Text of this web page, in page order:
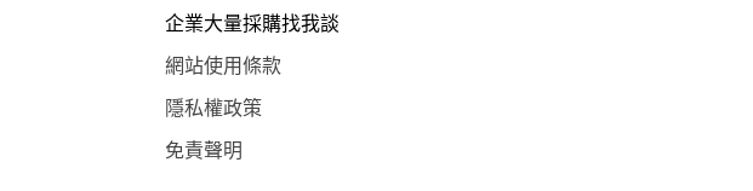
企業大量採購找我談
網站使用條款
隱私權政策
免責聲明